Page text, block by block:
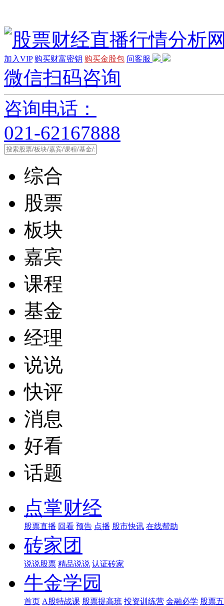
加入VIP 购买财富密钥 购买金股包 问客服
微信扫码咨询
咨询电话：
021-62167888
综合
股票
板块
嘉宾
课程
基金
经理
说说
快评
消息
好看
话题
点掌财经
股票直播 回看 预告 点播 股市快讯 在线帮助
砖家团
说说股票 精品说说 认证砖家
牛金学园
首页 A股特战课 股票提高班 投资训练营 金融必学 股票